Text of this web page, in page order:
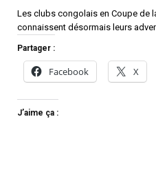
Les clubs congolais en Coupe de
connaissent désormais leurs
Partager :
Facebook X
J’aime ça :